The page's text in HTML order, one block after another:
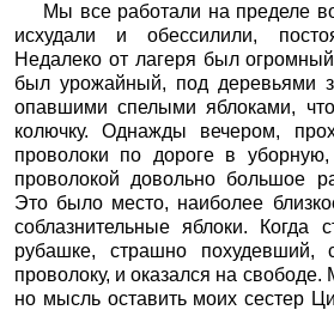
Мы все работали на пределе
исхудали и обессилили,
Недалеко от лагеря был
был урожайный, под деревьями
опавшими спелыми яблоками,
колючку. Однажды вечером,
проволоки по дороге в
проволокой довольно большое
Это было место, наиболее
соблазнительные яблоки. Когда
рубашке, страшно похудевший,
проволоку, и оказался на
но мысль оставить моих сестер